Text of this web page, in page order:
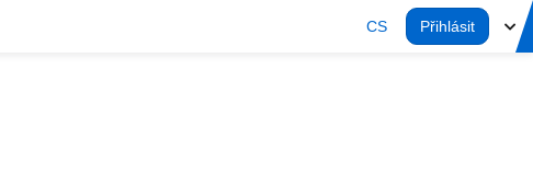
CS Přihlásit